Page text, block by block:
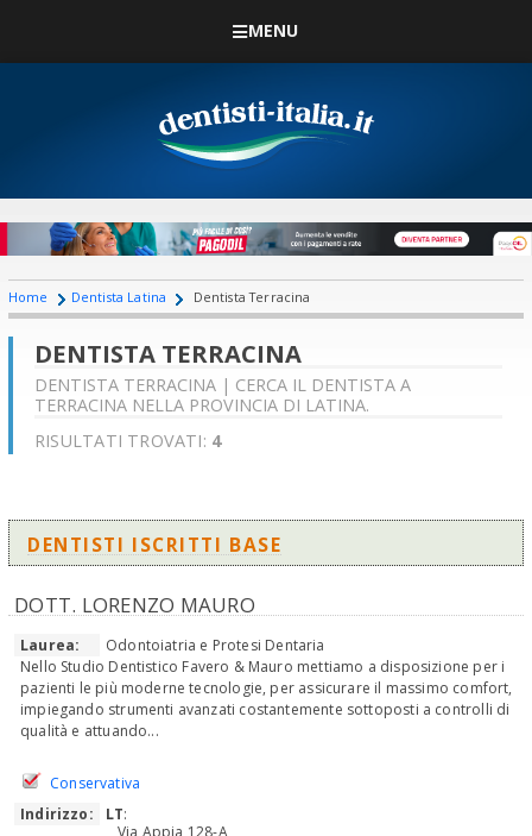
MENU
Home Dentista Latina Dentista Terracina
DENTISTA TERRACINA
DENTISTA TERRACINA | CERCA IL DENTISTA A
TERRACINA NELLA PROVINCIA DI LATINA.
RISULTATI TROVATI: 4
DENTISTI ISCRITTI BASE
DOTT. LORENZO MAURO
Laurea:
Odontoiatria e Protesi Dentaria
Nello Studio Dentistico Favero & Mauro mettiamo a disposizione per i
pazienti le più moderne tecnologie, per assicurare il massimo comfort,
impiegando strumenti avanzati costantemente sottoposti a controlli di
qualità e attuando...
Conservativa
Indirizzo:
LT:
Via Appia 128-A